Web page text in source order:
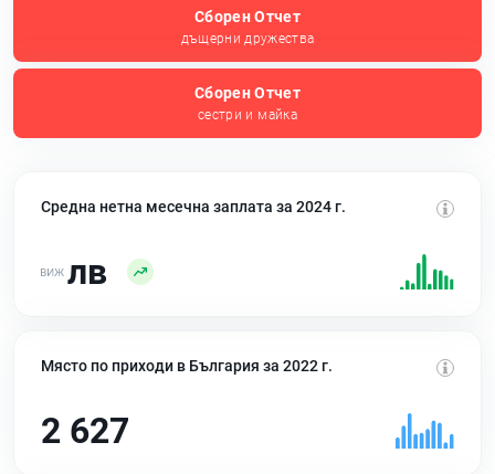
Сборен Отчет
дъщерни дружества
Сборен Отчет
сестри и майка
Средна нетна месечна заплата за 2024 г.
лв
Място по приходи в България за 2022 г.
2 627